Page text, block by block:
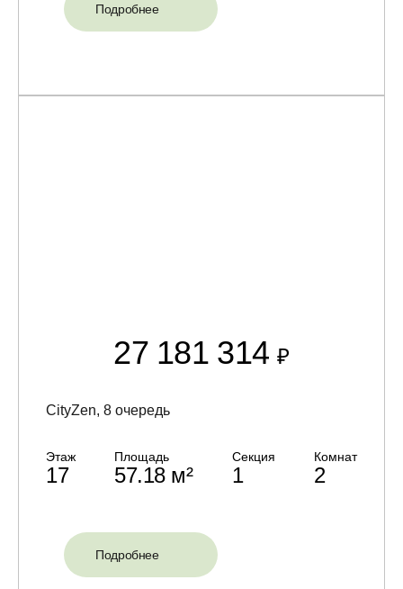
Подробнее
27 181 314₽
CityZen, 8 очередь
Этаж
17
Площадь
57.18 м²
Секция
1
Комнат
2
Подробнее